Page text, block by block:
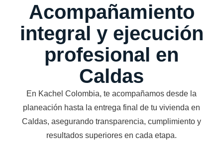
Acompañamiento
integral y ejecución
profesional en
Caldas
En Kachel Colombia, te acompañamos desde la
planeación hasta la entrega final de tu vivienda en
Caldas, asegurando transparencia, cumplimiento y
resultados superiores en cada etapa.